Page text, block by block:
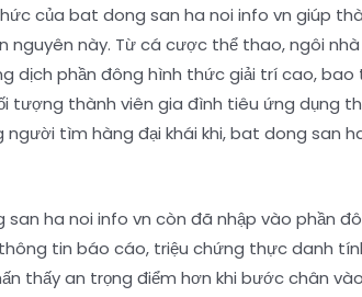
của bat dong san ha noi info vn giúp
nguyên này. Từ cá cược thể thao, ngôi
dịch phần đông hình thức giải trí cao,
tượng thành viên gia đình tiêu ứng dụng
người tìm hàng đại khái khi, bat dong san
san ha noi info vn còn đã nhập vào phần
tin báo cáo, triệu chứng thực danh
thấy an trọng điểm hơn khi bước chân